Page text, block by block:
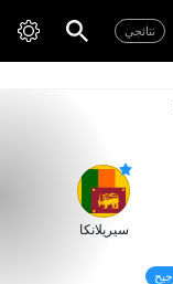
نتائجي
سيريلانكا